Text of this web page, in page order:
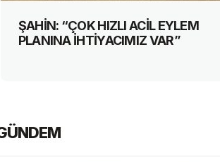
ŞAHİN: “ÇOK HIZLI ACİL EYLEM
PLANINA İHTİYACIMIZ VAR”